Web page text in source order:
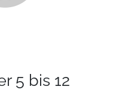
5 bis 12